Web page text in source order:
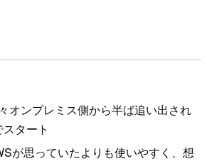
オンプレミス側から半ば追い出され
タート
が思っていたよりも使いやすく、想